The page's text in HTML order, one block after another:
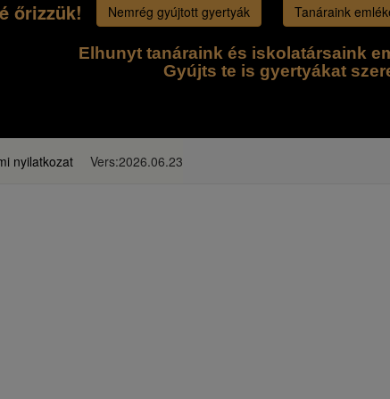
őrizzük! Nemrég gyújtott gyertyák Tanáraink
Elhunyt tanáraink és iskolatársaink
Gyújts te is gyertyákat
nyilatkozat Vers:2026.06.23